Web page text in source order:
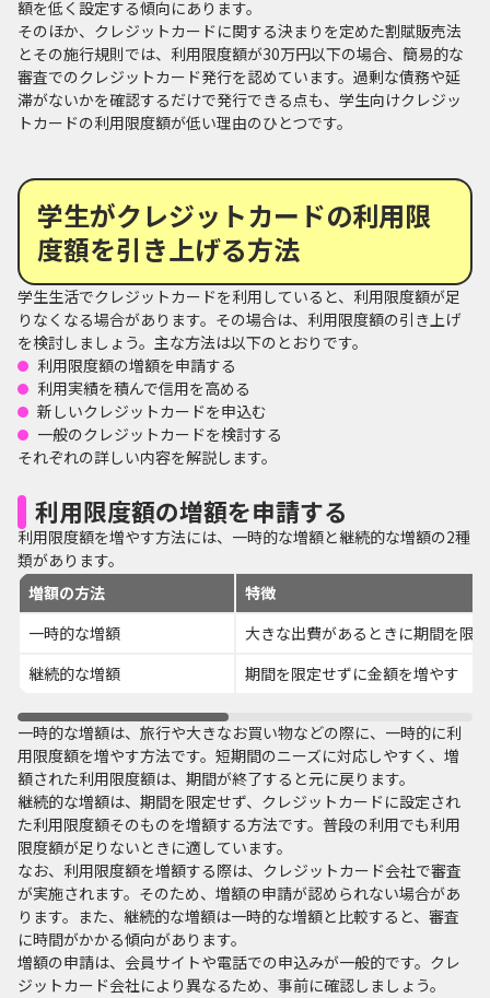
額を低く設定する傾向にあります。
そのほか、クレジットカードに関する決まりを定めた割賦販売法
とその施行規則では、利用限度額が30万円以下の場合、簡易的な
審査でのクレジットカード発行を認めています。過剰な債務や延
滞がないかを確認するだけで発行できる点も、学生向けクレジッ
トカードの利用限度額が低い理由のひとつです。
学生がクレジットカードの利用限
度額を引き上げる方法
学生生活でクレジットカードを利用していると、利用限度額が足
りなくなる場合があります。その場合は、利用限度額の引き上げ
を検討しましょう。主な方法は以下のとおりです。
利用限度額の増額を申請する
利用実績を積んで信用を高める
新しいクレジットカードを申込む
一般のクレジットカードを検討する
それぞれの詳しい内容を解説します。
利用限度額の増額を申請する
利用限度額を増やす方法には、一時的な増額と継続的な増額の2種
類があります。
増額の方法
特徴
一時的な増額
大きな出費があるときに期間を限
継続的な増額
期間を限定せずに金額を増やす
一時的な増額は、旅行や大きなお買い物などの際に、一時的に利
用限度額を増やす方法です。短期間のニーズに対応しやすく、増
額された利用限度額は、期間が終了すると元に戻ります。
継続的な増額は、期間を限定せず、クレジットカードに設定され
た利用限度額そのものを増額する方法です。普段の利用でも利用
限度額が足りないときに適しています。
なお、利用限度額を増額する際は、クレジットカード会社で審査
が実施されます。そのため、増額の申請が認められない場合があ
ります。また、継続的な増額は一時的な増額と比較すると、審査
に時間がかかる傾向があります。
増額の申請は、会員サイトや電話での申込みが一般的です。クレ
ジットカード会社により異なるため、事前に確認しましょう。